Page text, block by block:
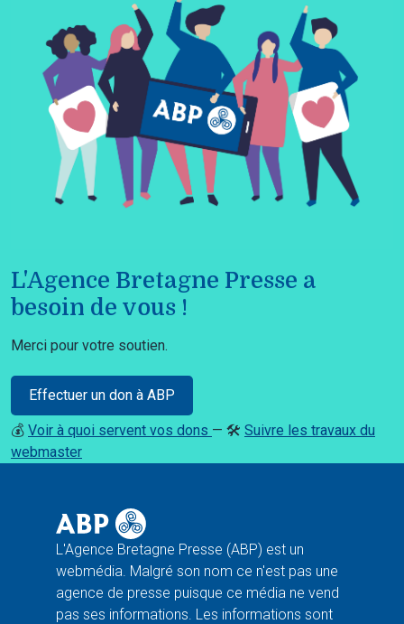
L'Agence Bretagne Presse a
besoin de vous !
Merci pour votre soutien.
Effectuer un don à ABP
💰 Voir à quoi servent vos dons — 🛠️ Suivre les travaux du
webmaster
L'Agence Bretagne Presse (ABP) est un
webmédia. Malgré son nom ce n'est pas une
agence de presse puisque ce média ne vend
pas ses informations. Les informations sont